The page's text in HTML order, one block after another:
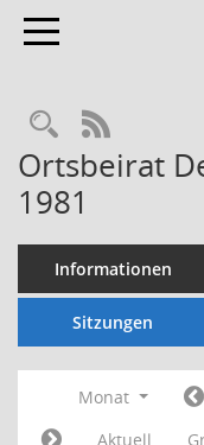
Toggle navigation
RSS-
Ortsbeirat
1981
Informationen
Sitzungen
Monat
Aktuell